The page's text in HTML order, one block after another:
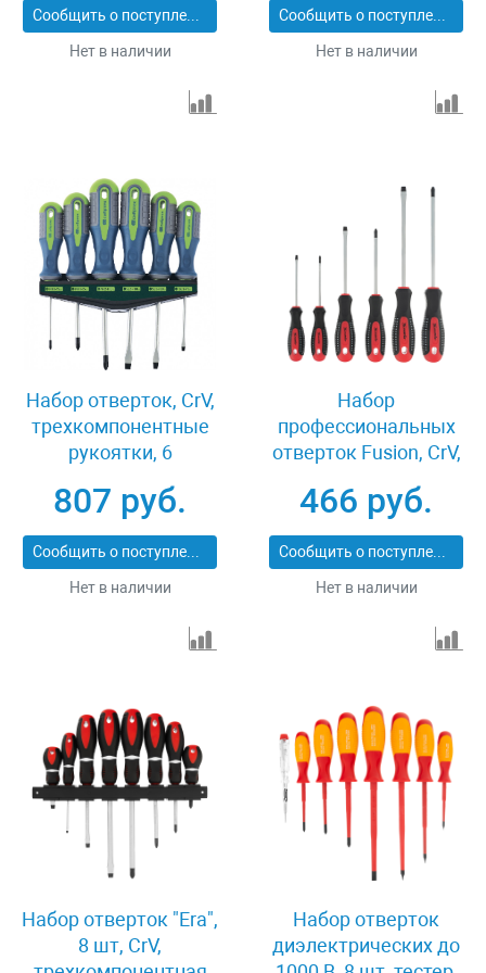
Сообщить о поступлении
Нет в наличии
Gross 13347
Сообщить о поступлении
Нет в наличии
Набор отверток, CrV,
трехкомпонентные
рукоятки, 6
13374
807 руб.
Сообщить о поступлении
Нет в наличии
Набор
профессиональных
отверток Fusion, CrV,
рукоятка antislip, 6 шт
Matrix 13351
466 руб.
Сообщить о поступлении
Нет в наличии
Набор отверток "Era",
8 шт, CrV,
Набор отверток
диэлектрических до